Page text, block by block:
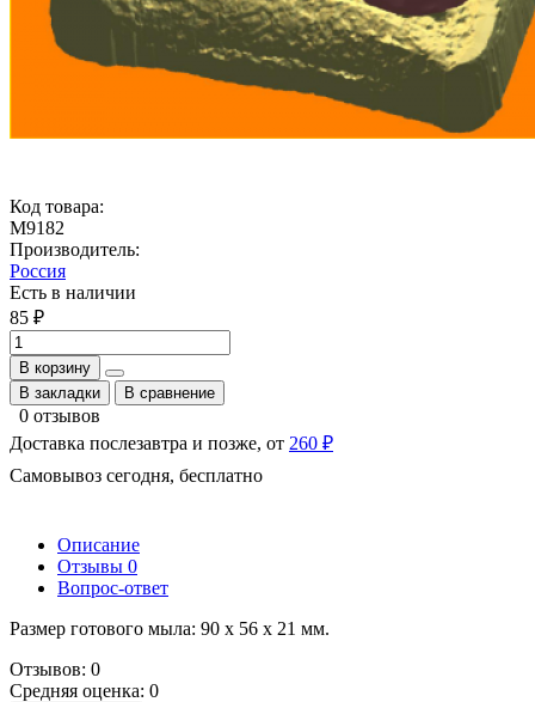
Код товара:
М9182
Производитель:
Россия
Есть в наличии
85 ₽
В корзину
В закладки
В сравнение
0 отзывов
Доставка послезавтра и позже, от 260 ₽
Самовывоз сегодня, бесплатно
Описание
Отзывы 0
Вопрос-ответ
Размер готового мыла: 90 х 56 х 21 мм.
Отзывов: 0
Средняя оценка: 0